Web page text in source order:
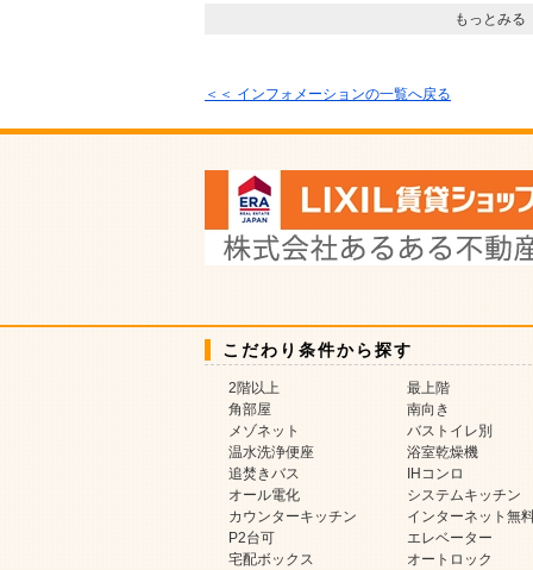
もっとみる
＜＜ インフォメーションの一覧へ戻る
こだわり条件から探す
2階以上
最上階
角部屋
南向き
メゾネット
バストイレ別
温水洗浄便座
浴室乾燥機
追焚きバス
IHコンロ
オール電化
システムキッチン
カウンターキッチン
インターネット無
P2台可
エレベーター
宅配ボックス
オートロック